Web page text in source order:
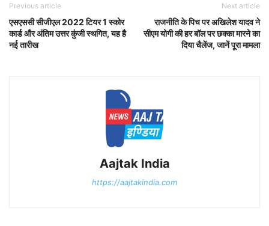
Previous article
एसएससी सीजीएल 2022 टियर 1 स्कोर
कार्ड और अंतिम उत्तर कुंजी स्थगित, यह है
नई तारीख
Next article
राजनीति के पिच पर अखिलेश यादव ने
सीएम योगी की हर बॉल पर छक्का मारने का
दिया चैलेंज, जानें पूरा मामला
Aajtak India
https://aajtakindia.com